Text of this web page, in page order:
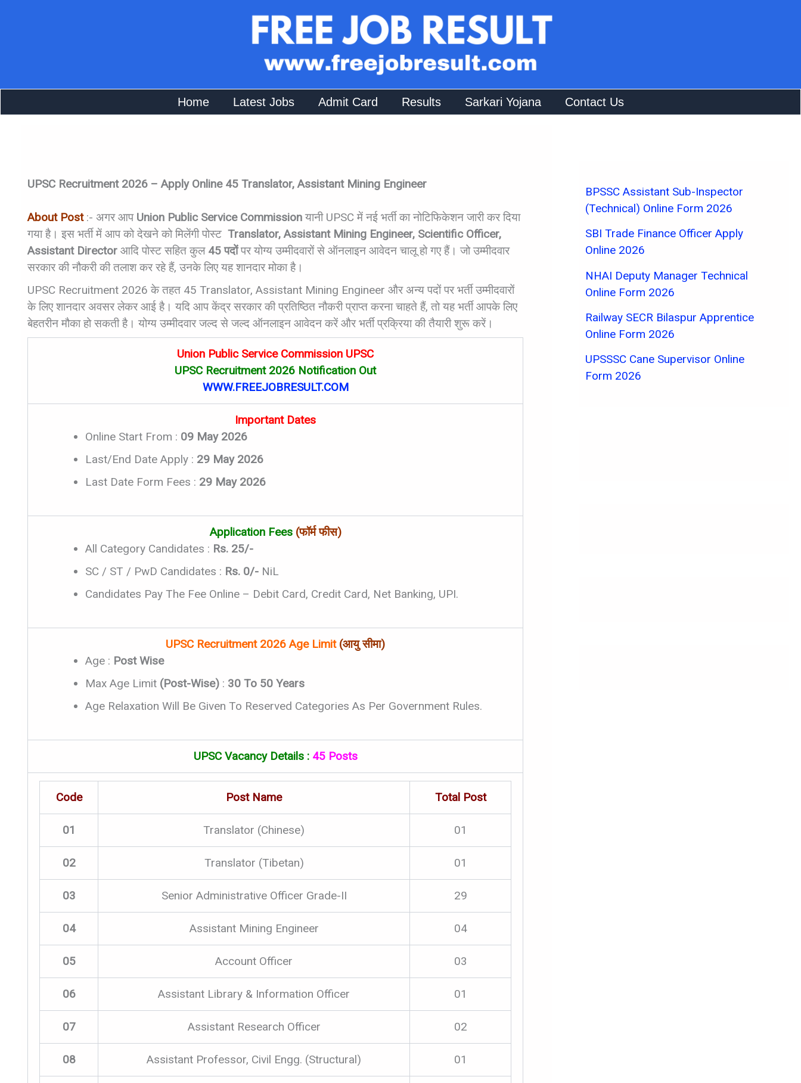
Home Latest Jobs Admit Card Results Sarkari Yojana Contact Us
UPSC Recruitment 2026 – Apply Online 45 Translator, Assistant Mining Engineer
About Post:- अगर आप Union Public Service Commission यानी UPSC में नई भर्ती का नोटिफिकेशन जारी कर दिया
गया है। इस भर्ती में आप को देखने को मिलेंगी पोस्ट Translator, Assistant Mining Engineer, Scientific Officer,
Assistant Director आदि पोस्ट सहित कुल 45 पदोंपर योग्य उम्मीदवारों से ऑनलाइन आवेदन चालू हो गए हैं। जो उम्मीदवार
सरकार की नौकरी की तलाश कर रहे हैं, उनके लिए यह शानदार मोका है।
UPSC Recruitment 2026 के तहत 45 Translator, Assistant Mining Engineer और अन्य पदों पर भर्ती उम्मीदवारों
के लिए शानदार अवसर लेकर आई है। यदि आप केंद्र सरकार की प्रतिष्ठित नौकरी प्राप्त करना चाहते हैं, तो यह भर्ती आपके लिए
बेहतरीन मौका हो सकती है। योग्य उम्मीदवार जल्द से जल्द ऑनलाइन आवेदन करें और भर्ती प्रक्रिया की तैयारी शुरू करें।
Union Public Service Commission UPSC
UPSC Recruitment 2026 Notification Out
WWW.FREEJOBRESULT.COM
Important Dates
Online Start From : 09 May 2026
Last/End Date Apply : 29 May 2026
Last Date Form Fees : 29 May 2026
Application Fees (फॉर्म फीस)
All Category Candidates : Rs. 25/-
SC / ST / PwD Candidates : Rs. 0/- NiL
Candidates Pay The Fee Online – Debit Card, Credit Card, Net Banking, UPI.
UPSC Recruitment 2026 Age Limit(आयु सीमा)
Age : Post Wise
Max Age Limit (Post-Wise) : 30 To 50 Years
Age Relaxation Will Be Given To Reserved Categories As Per Government Rules.
UPSC Vacancy Details : 45 Posts
Code Post Name Total Post
01 Translator (Chinese) 01
02 Translator (Tibetan) 01
03 Senior Administrative Officer Grade-II 29
04 Assistant Mining Engineer 04
05 Account Officer 03
06 Assistant Library & Information Officer 01
07 Assistant Research Officer 02
08 Assistant Professor, Civil Engg. (Structural) 01
BPSSC Assistant Sub-Inspector
(Technical) Online Form 2026
SBI Trade Finance Officer Apply
Online 2026
NHAI Deputy Manager Technical
Online Form 2026
Railway SECR Bilaspur Apprentice
Online Form 2026
UPSSSC Cane Supervisor Online
Form 2026